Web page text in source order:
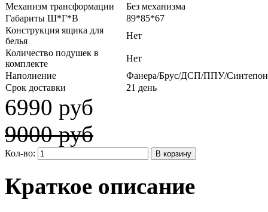
Механизм трансформации
Без механизма
Габариты Ш*Г*В
89*85*67
Конструкция ящика для
белья
Нет
Количество подушек в
комплекте
Нет
Наполнение
Фанера/Брус/ДСП/ППУ/
Срок доставки
21 день
6990 руб
9000 руб
Кол-во:
Краткое описание